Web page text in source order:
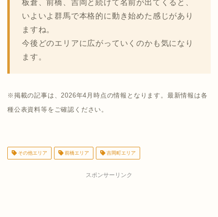
板倉、前橋、吉岡と続けて名前が出てくると、
いよいよ群馬で本格的に動き始めた感じがあり
ますね。
今後どのエリアに広がっていくのかも気になり
ます。
※掲載の記事は、2026年4月時点の情報となります。最新情報は各
種公表資料等をご確認ください。
その他エリア 前橋エリア 吉岡町エリア
スポンサーリンク